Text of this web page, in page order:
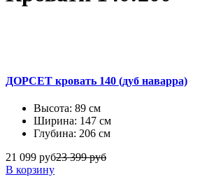
ДОРСЕТ кровать 140 (дуб наварра)
Высота: 89 см
Ширина: 147 см
Глубина: 206 см
21 099 руб23 399 руб
В корзину